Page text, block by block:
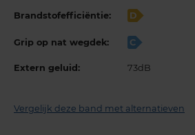
Brandstofefficiëntie: D
Grip op nat wegdek: C
Extern geluid: 73dB
Vergelijk deze band met alternatieven